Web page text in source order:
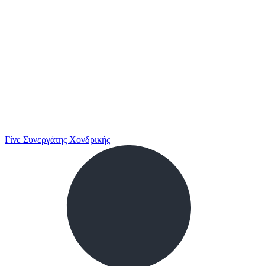
Γίνε Συνεργάτης Χονδρικής